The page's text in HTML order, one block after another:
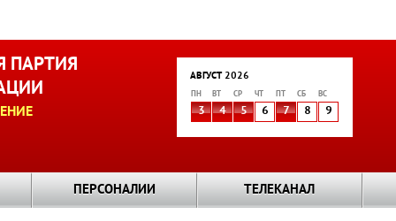
ПАРТИЯ
АВГУСТ 2026
ПН ВТ СР ЧТ СБ ВС
3 4 5 6 7 8 9
ПЕРСОНАЛИИ ТЕЛЕКАНАЛ